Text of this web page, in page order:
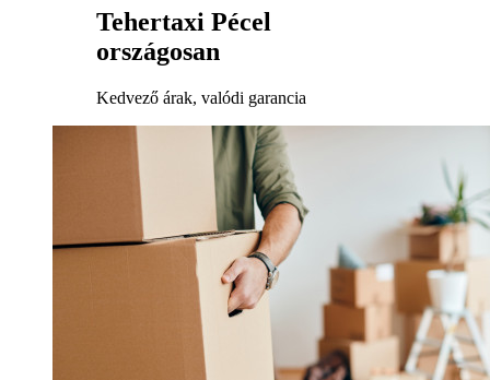
Tehertaxi Pécel
országosan
Kedvező árak, valódi garancia